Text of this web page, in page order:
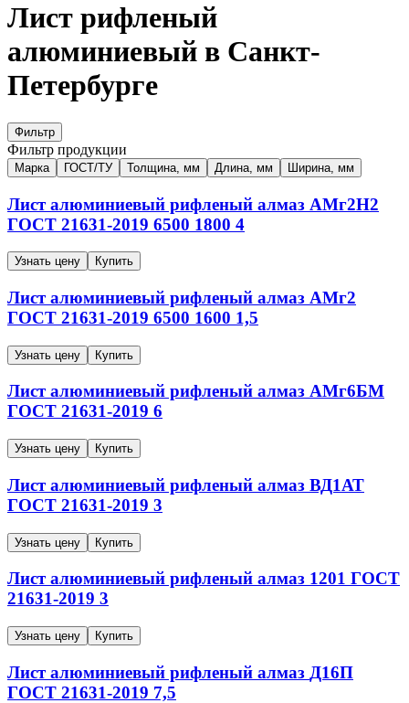
Лист рифленый
алюминиевый в Санкт-
Петербурге
Фильтр
Фильтр продукции
Марка ГОСТ/ТУ Толщина, мм Длина, мм Ширина, мм
Лист алюминиевый рифленый алмаз АМг2Н2
ГОСТ 21631-2019 6500 1800 4
Узнать цену Купить
Лист алюминиевый рифленый алмаз АМг2
ГОСТ 21631-2019 6500 1600 1,5
Узнать цену Купить
Лист алюминиевый рифленый алмаз АМг6БМ
ГОСТ 21631-2019 6
Узнать цену Купить
Лист алюминиевый рифленый алмаз ВД1АТ
ГОСТ 21631-2019 3
Узнать цену Купить
Лист алюминиевый рифленый алмаз 1201 ГОСТ
21631-2019 3
Узнать цену Купить
Лист алюминиевый рифленый алмаз Д16П
ГОСТ 21631-2019 7,5